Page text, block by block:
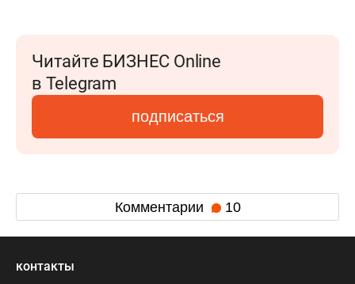
Читайте БИЗНЕС Online
в Telegram
подписаться
Комментарии 10
контакты